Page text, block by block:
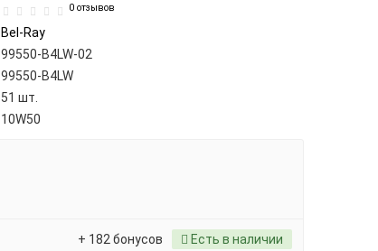
0 отзывов
Bel-Ray
99550-B4LW-02
99550-B4LW
51 шт.
10W50
+ 182 бонусов Есть в наличии